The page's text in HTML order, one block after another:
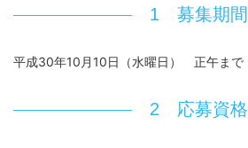
1 募集期間
平成30年10月10日（水曜日） 正午まで
2 応募資格